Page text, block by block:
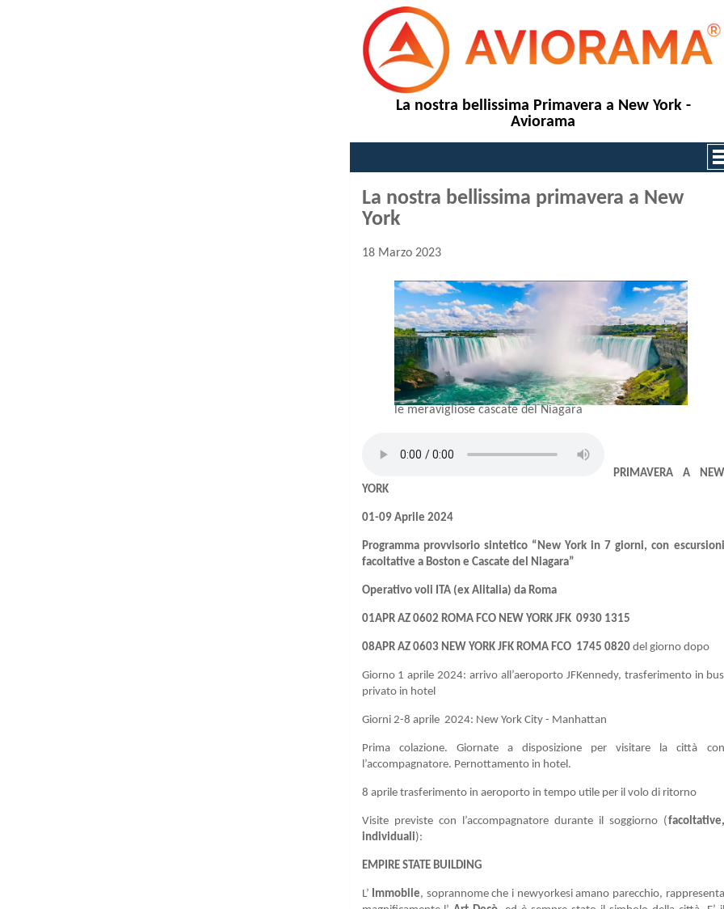
La nostra bellissima Primavera a New York -
Aviorama
La nostra bellissima primavera a New
York
18 Marzo 2023
le meravigliose cascate del Niagara
PRIMAVERA A NEW
YORK
01-09 Aprile 2024
Programma provvisorio sintetico “New York in 7 giorni, con escursioni
facoltative a Boston e Cascate del Niagara”
Operativo voli ITA (ex Alitalia) da Roma
01APR AZ 0602 ROMA FCO NEW YORK JFK 0930 1315
08APR AZ 0603 NEW YORK JFK ROMA FCO 1745 0820 del giorno dopo
Giorno 1 aprile 2024: arrivo all’aeroporto JFKennedy, trasferimento in bus
privato in hotel
Giorni 2-8 aprile 2024: New York City - Manhattan
Prima colazione. Giornate a disposizione per visitare la città con
l’accompagnatore. Pernottamento in hotel.
8 aprile trasferimento in aeroporto in tempo utile per il volo di ritorno
Visite previste con l’accompagnatore durante il soggiorno (facoltative,
individuali):
EMPIRE STATE BUILDING
L’ Immobile, soprannome che i newyorkesi amano parecchio, rappresenta